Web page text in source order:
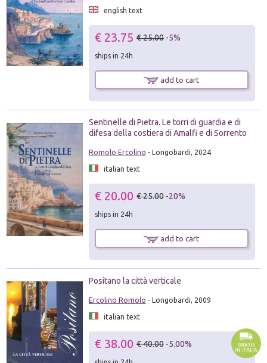
english text
€ 23.75 € 25.00 -5%
ships in 24h
add to cart
Sentinelle di Pietra. Le torri di guardia e di
difesa della costiera di Amalfi e di Sorrento
Romolo Ercolino - Longobardi, 2024
italian text
€ 20.00 € 25.00 -20%
ships in 24h
add to cart
Positano la città verticale
Ercolino Romolo - Longobardi, 2009
italian text
€ 38.00 € 40.00 -5.00%